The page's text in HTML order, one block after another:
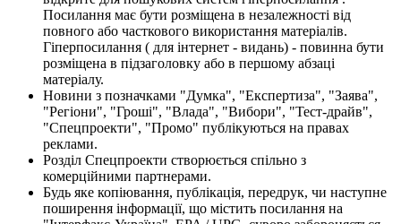
Посилання має бути розміщена в незалежності від
повного або часткового використання матеріалів.
Гіперпосилання ( для інтернет - видань) - повинна бути
розміщена в підзаголовку або в першому абзаці
матеріалу.
Новини з позначками "Думка", "Експертиза", "Заява",
"Регіони", "Гроші", "Влада", "Вибори", "Тест-драйв",
"Спецпроекти", "Промо" публікуються на правах
реклами.
Розділ Спецпроекти створюється спільно з
комерційними партнерами.
Будь яке копіювання, публікація, передрук, чи наступне
поширення інформації, що містить посилання на